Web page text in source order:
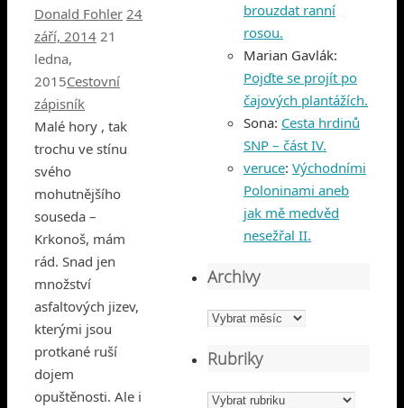
Donald Fohler 24
září, 2014 21
ledna,
2015Cestovní
zápisník
Malé hory , tak
trochu ve stínu
svého
mohutnějšího
souseda –
Krkonoš, mám
rád. Snad jen
množství
asfaltových jizev,
kterými jsou
protkané ruší
dojem
opuštěnosti. Ale i
brouzdat ranní
rosou.
Marian Gavlák:
Pojďte se projít po
čajových plantážích.
Sona: Cesta hrdinů
SNP – část IV.
veruce: Východními
Poloninami aneb
jak mě medvěd
nesežřal II.
Archivy
Archivy
Rubriky
Rubriky